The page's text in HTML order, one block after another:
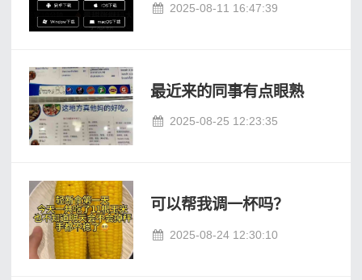
2025-08-11 16:47:39
最近来的同事有点眼熟
2025-08-25 12:23:35
可以帮我调一杯吗？
2025-08-24 12:30:10